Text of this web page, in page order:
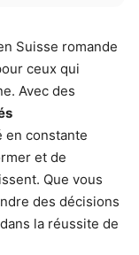
Suisse romande
ceux qui
Avec des
en constante
et de
Que vous
des décisions
la réussite de